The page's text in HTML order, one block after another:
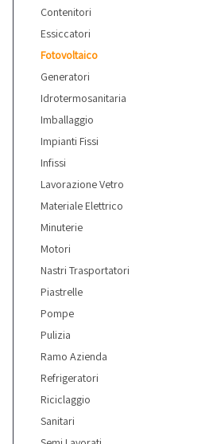
Contenitori
Essiccatori
Fotovoltaico
Generatori
Idrotermosanitaria
Imballaggio
Impianti Fissi
Infissi
Lavorazione Vetro
Materiale Elettrico
Minuterie
Motori
Nastri Trasportatori
Piastrelle
Pompe
Pulizia
Ramo Azienda
Refrigeratori
Riciclaggio
Sanitari